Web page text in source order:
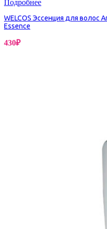
Подробнее
WELCOS Эссенция для волос
Essence
430₽